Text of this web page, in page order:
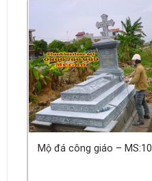
Mộ đá công giáo – MS:10